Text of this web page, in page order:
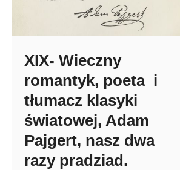
XIX- Wieczny
romantyk, poeta i
tłumacz klasyki
światowej, Adam
Pajgert, nasz dwa
razy pradziad.